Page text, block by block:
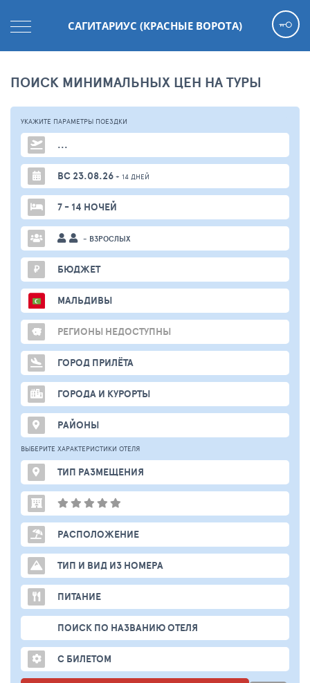
САГИТАРИУС (КРАСНЫЕ ВОРОТА)
ПОИСК МИНИМАЛЬНЫХ ЦЕН НА ТУРЫ
УКАЖИТЕ ПАРАМЕТРЫ ПОЕЗДКИ
...
ВС 23.08.26 + 14 ДНЕЙ
7 - 14 НОЧЕЙ
- ВЗРОСЛЫХ
₽ БЮДЖЕТ
МАЛЬДИВЫ
РЕГИОНЫ НЕДОСТУПНЫ
ГОРОД ПРИЛЁТА
ГОРОДА И КУРОРТЫ
РАЙОНЫ
ВЫБЕРИТЕ ХАРАКТЕРИСТИКИ ОТЕЛЯ
ТИП РАЗМЕЩЕНИЯ
РАСПОЛОЖЕНИЕ
ТИП И ВИД ИЗ НОМЕРА
ПИТАНИЕ
ПОИСК ПО НАЗВАНИЮ ОТЕЛЯ
С БИЛЕТОМ